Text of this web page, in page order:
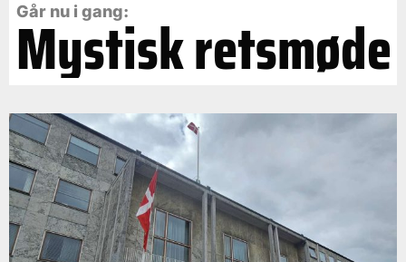
Går nu i gang:
Mystisk retsmøde